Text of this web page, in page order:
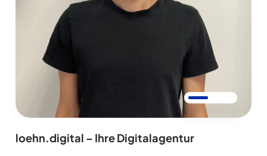
loehn.digital – Ihre Digitalagentur